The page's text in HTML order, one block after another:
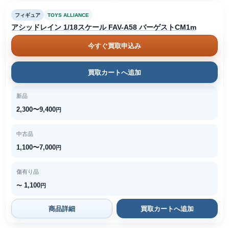
フィギュア TOYS ALLIANCE
アシッドレイン 1/18スケール FAV-A58 バーゲストCM1m
今すぐ買取申込み
買取カートへ追加
新品
2,300〜9,400円
中古品
1,100〜7,000円
傷有り品
〜 1,100円
商品詳細 買取カートへ追加